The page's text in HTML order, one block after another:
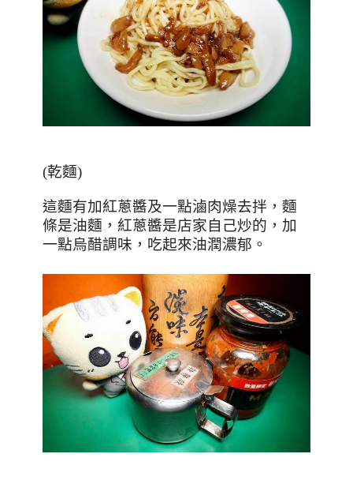
(乾麵)
這麵有加紅蔥醬及一點滷肉燥去拌，麵
條是油麵，紅蔥醬是店家自己炒的，加
一點烏醋調味，吃起來油潤濃郁。